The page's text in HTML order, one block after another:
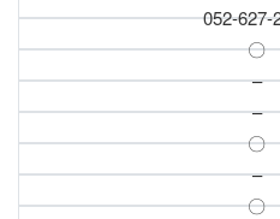
052-627-
〇
–
–
〇
–
〇